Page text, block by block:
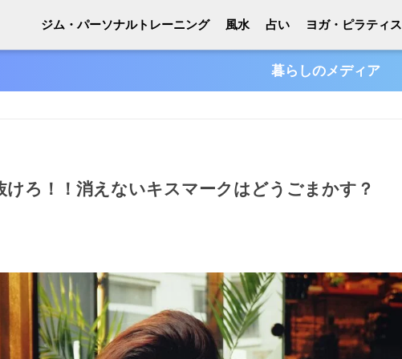
ジム・パーソナルトレーニング 風水 占い ヨガ・ピラティス
暮らしのメディア
けろ！！消えないキスマークはどうごまかす？